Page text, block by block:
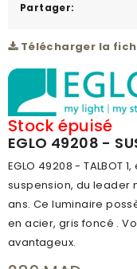
Partager:
Télécharger la
Stock épuisé
EGLO 49208 -
EGLO 49208 -
suspension, du leader
ans. Ce luminaire
en acier, gris foncé .
avantageux.